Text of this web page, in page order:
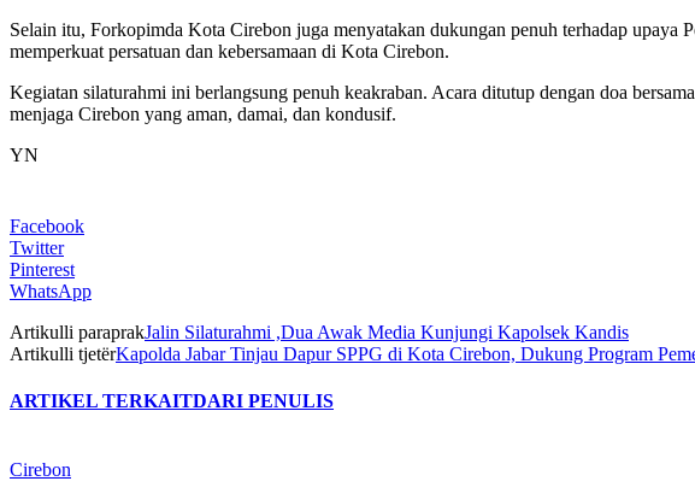
Selain itu, Forkopimda Kota Cirebon juga menyatakan dukungan penuh terhadap
memperkuat persatuan dan kebersamaan di Kota Cirebon.
Kegiatan silaturahmi ini berlangsung penuh keakraban. Acara ditutup dengan doa
menjaga Cirebon yang aman, damai, dan kondusif.
YN
Facebook
Twitter
Pinterest
WhatsApp
Artikulli paraprakJalin Silaturahmi ,Dua Awak Media Kunjungi Kapolsek Kandis
Artikulli tjetërKapolda Jabar Tinjau Dapur SPPG di Kota Cirebon, Dukung Program
ARTIKEL TERKAITDARI PENULIS
Cirebon